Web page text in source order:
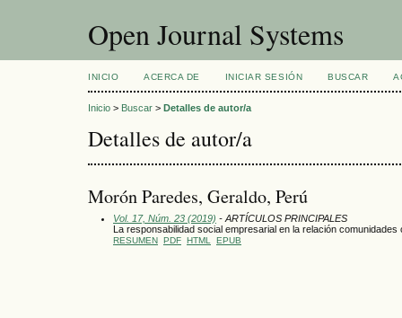
Open Journal Systems
INICIO ACERCA DE INICIAR SESIÓN BUSCAR
Inicio > Buscar > Detalles de autor/a
Detalles de autor/a
Morón Paredes, Geraldo, Perú
Vol. 17, Núm. 23 (2019) - ARTÍCULOS PRINCIPALES
La responsabilidad social empresarial en la relación
RESUMEN PDF HTML EPUB